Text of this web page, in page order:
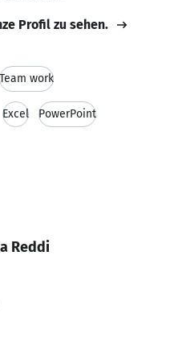
Profil zu sehen.
Team work
Excel PowerPoint
Reddi